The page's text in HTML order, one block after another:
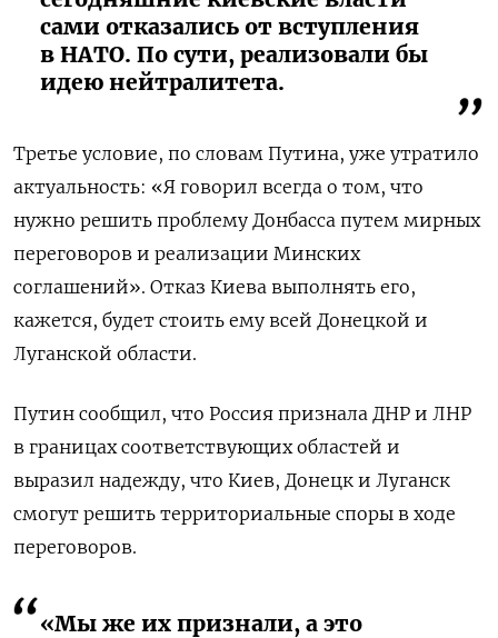
сами отказались от вступления
в НАТО. По сути, реализовали бы
идею нейтралитета.
Третье условие, по словам Путина, уже утратило
актуальность: «Я говорил всегда о том, что
нужно решить проблему Донбасса путем мирных
переговоров и реализации Минских
соглашений». Отказ Киева выполнять его,
кажется, будет стоить ему всей Донецкой и
Луганской области.
Путин сообщил, что Россия признала ДНР и ЛНР
в границах соответствующих областей и
выразил надежду, что Киев, Донецк и Луганск
смогут решить территориальные споры в ходе
переговоров.
«Мы же их признали, а это